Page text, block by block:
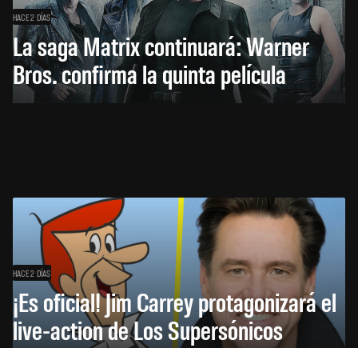
HACE 2 DÍAS
La saga Matrix continuará: Warner
Bros. confirma la quinta película
HACE 2 DÍAS
¡Es oficial! Jim Carrey protagonizará el
live-action de Los Supersónicos